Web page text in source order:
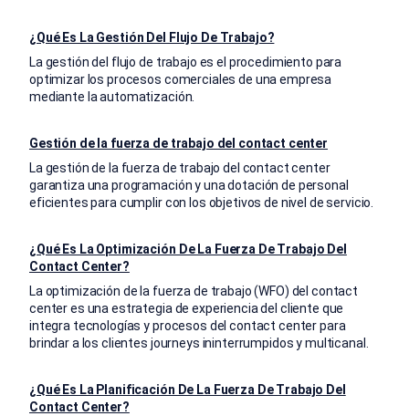
¿Qué Es La Gestión Del Flujo De Trabajo?
La gestión del flujo de trabajo es el procedimiento para
optimizar los procesos comerciales de una empresa
mediante la automatización.
Gestión de la fuerza de trabajo del contact center
La gestión de la fuerza de trabajo del contact center
garantiza una programación y una dotación de personal
eficientes para cumplir con los objetivos de nivel de servicio.
¿Qué Es La Optimización De La Fuerza De Trabajo Del
Contact Center?
La optimización de la fuerza de trabajo (WFO) del contact
center es una estrategia de experiencia del cliente que
integra tecnologías y procesos del contact center para
brindar a los clientes journeys ininterrumpidos y multicanal.
¿Qué Es La Planificación De La Fuerza De Trabajo Del
Contact Center?